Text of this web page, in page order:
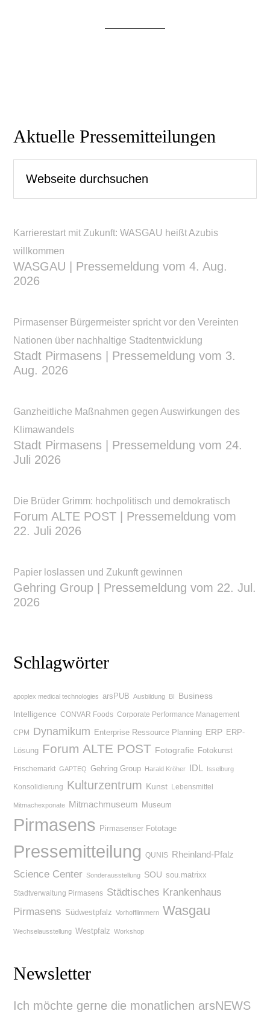
Seitenspalte
Aktuelle Pressemitteilungen
durchsuchen
Karrierestart mit Zukunft: WASGAU heißt Azubis
willkommen
WASGAU | Pressemeldung vom 4. Aug.
2026
Pirmasenser Bürgermeister spricht vor den Vereinten
Nationen über nachhaltige Stadtentwicklung
Stadt Pirmasens | Pressemeldung vom 3.
Aug. 2026
Ganzheitliche Maßnahmen gegen Auswirkungen des
Klimawandels
Stadt Pirmasens | Pressemeldung vom 24.
Juli 2026
Die Brüder Grimm: hochpolitisch und demokratisch
Forum ALTE POST | Pressemeldung vom
22. Juli 2026
Papier loslassen und Zukunft gewinnen
Gehring Group | Pressemeldung vom 22. Jul.
2026
Schlagwörter
apoplex medical technologies arsPUB Ausbildung BI
Business
Intelligence CONVAR Foods Corporate Performance Management
CPM Dynamikum Enterprise Ressource Planning ERP ERP-
Lösung Forum ALTE POST Fotografie Fotokunst
Frischemarkt GAPTEQ Gehring Group Harald Kröher IDL Isselburg
Konsolidierung Kulturzentrum Kunst Lebensmittel
Mitmachexponate Mitmachmuseum Museum
Pirmasens Pirmasenser Fototage
Pressemitteilung QUNIS Rheinland-Pfalz
Science Center Sonderausstellung SOU sou.matrixx
Stadtverwaltung Pirmasens Städtisches Krankenhaus
Pirmasens Südwestpfalz Vorhofflimmern Wasgau
Wechselausstellung Westpfalz Workshop
Newsletter
Ich möchte gerne die monatlichen arsNEWS